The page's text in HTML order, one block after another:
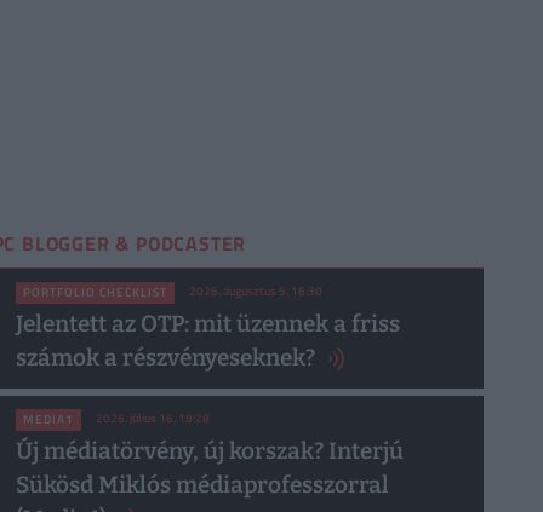
BLOGGER & PODCASTER
PORTFOLIO CHECKLIST 2026. augusztus 5. 16:30
Jelentett az OTP: mit üzennek a friss
számok a részvényeseknek?
MEDIA1 2026. július 16. 18:28
Új médiatörvény, új korszak? Interjú
Sükösd Miklós médiaprofesszorral